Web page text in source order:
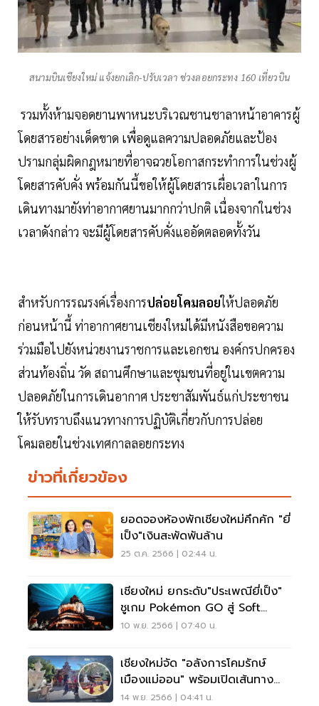
สนามบินเชียงใหม่ แจ้งยกเลิก-ปรับเวลา ช่วงลอยกระทง 160 เที่ยวบิน
รวมทั้งห้ามจอดยานพาหนะบริเวณชานชาลาหน้าอาคารผู้
โดยสารอย่างเด็ดขาด เพื่อดูแลความปลอดภัยและป้อง
ปรามกลุ่มผิดกฎหมายที่อาจฉวยโอกาสกระทำการในช่วงผู้
โดยสารคับคั่ง พร้อมกันนี้ขอให้ผู้โดยสารเผื่อเวลาในการ
เดินทางมายังท่าอากาศยานมากกว่าปกติ เนื่องจากในช่วง
เวลาดังกล่าว จะมีผู้โดยสารคับคั่งแออัดตลอดทั้งวัน
สำหรับการรณรงค์เรื่องการปล่อยโคมลอยให้ปลอดภัย
ก่อนหน้านี้ ท่าอากาศยานเชียงใหม่ได้มีหนังสือขอความ
ร่วมมือไปยังหน่วยงานราชการและเอกชน องค์กรปกครอง
ส่วนท้องถิ่น วัด สถานศึกษาและชุมชนที่อยู่ในเขตความ
ปลอดภัยในการเดินอากาศ ประชาสัมพันธ์แก่ประชาชน
ให้รับทราบถึงแนวทางการปฏิบัติเกี่ยวกับการปล่อย
โคมลอยในช่วงเทศกาลลอยกระทง
ข่าวที่เกี่ยวข้อง
ยอดจองห้องพักเชียงใหม่คึกคัก "ยี่
เป็ง"เงินสะพัดพันล้าน
25 ต.ค. 2566 | 02:44 น.
เชียงใหม่ ยกระดับ"ประเพณียี่เป็ง"
ชูเกม Pokémon GO สู่ Soft
Power
10 พ.ย. 2566 | 07:40 น.
เชียงใหม่จัด "อลังการโคมรักษ์
เมืองแม่ออน" พร้อมเปิดเส้นทาง
ท่องเที่ยวใหม่
14 พ.ย. 2566 | 04:41 น.